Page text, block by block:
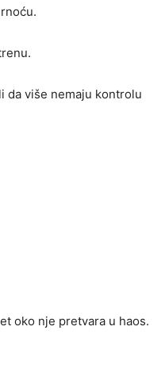
da više nemaju kontrolu
oko nje pretvara u haos.